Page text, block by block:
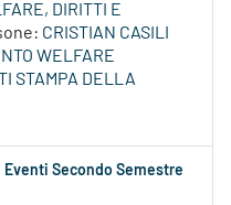
DIRITTI E
CRISTIAN CASILI
WELFARE
STAMPA DELLA
Eventi Secondo Semestre